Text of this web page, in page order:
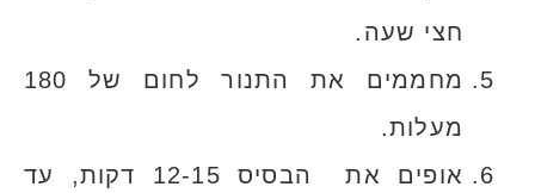
חצי שעה.
מחממים את התנור לחום של 180
מעלות.
אופים את הבסיס 12-15 דקות, עד